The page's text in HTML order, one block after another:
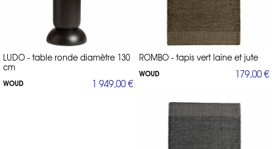
LUDO - table ronde diamètre 130
cm
WOUD 1 949,00 €
ROMBO - tapis vert laine et jute
WOUD 179,00 €